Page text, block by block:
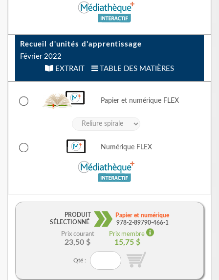
Recueil d'unités d'apprentissage
Février 2022
EXTRAIT
TABLE DES MATIÈRES
Papier et numérique FLEX
Numérique FLEX
PRODUIT
SÉLECTIONNÉ
Papier et numérique
978-2-89790-466-1
Prix courant
23,50 $
Prix membre
15,75 $
Qté :